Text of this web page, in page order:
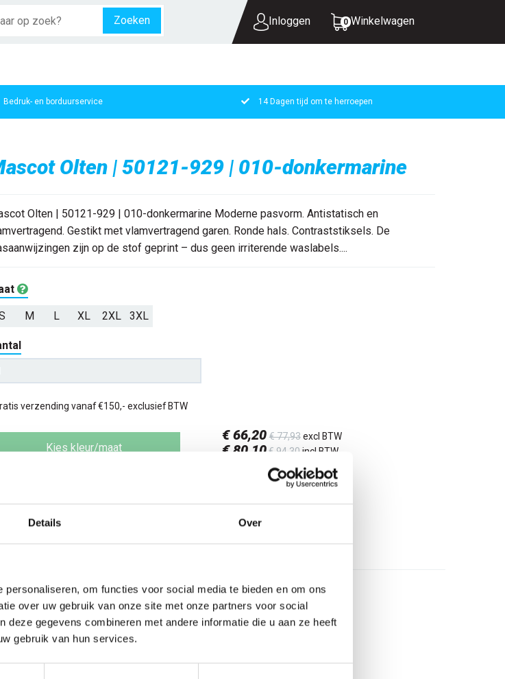
Details Over
om functies voor social media te bieden en om ons
over uw gebruik van onze site met onze partners voor social
deze gegevens combineren met andere informatie die u aan ze heeft
gebruik van hun services.
Zoeken Inloggen 0 Winkelwagen
UW WINKELWAGEN IS LEEG.
Bedruk- en borduurservice 14 Dagen tijd om te herroepen
Olten | 50121-929 | 010-donkermarine
Olten | 50121-929 | 010-donkermarine Moderne pasvorm. Antistatisch en
Gestikt met vlamvertragend garen. Ronde hals. Contraststiksels. De
zijn op de stof geprint – dus geen irriterende waslabels....
M L XL 2XL 3XL
verzending vanaf €150,- exclusief BTW
Kies kleur/maat
€ 66,20 € 77,93 excl BTW
€ 80,10 € 94 ,30 incl BTW
-
nummer
-